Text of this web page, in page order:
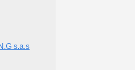
s.a.s